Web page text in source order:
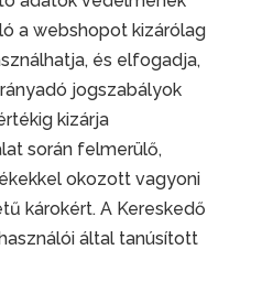
a webshopot kizárólag
és elfogadja,
jogszabályok
kizárja
során felmerülő,
okozott vagyoni
károkért. A Kereskedő
által tanúsított